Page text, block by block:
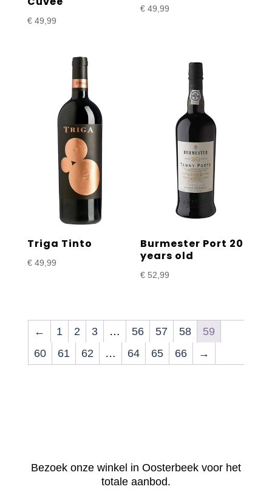
€49,99
€ 49,99
Triga Tinto
€49,99
Burmester Port 20
years old
€ 52,99
← 1 2 3 … 56 57 58
59
60
61 62 … 64 65 66 →
Bezoek onze winkel in Oosterbeek voor het
totale aanbod.